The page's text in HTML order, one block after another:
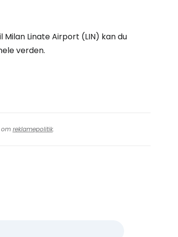
Linate Airport (LIN) kan du
verden.
om reklamepolitik.